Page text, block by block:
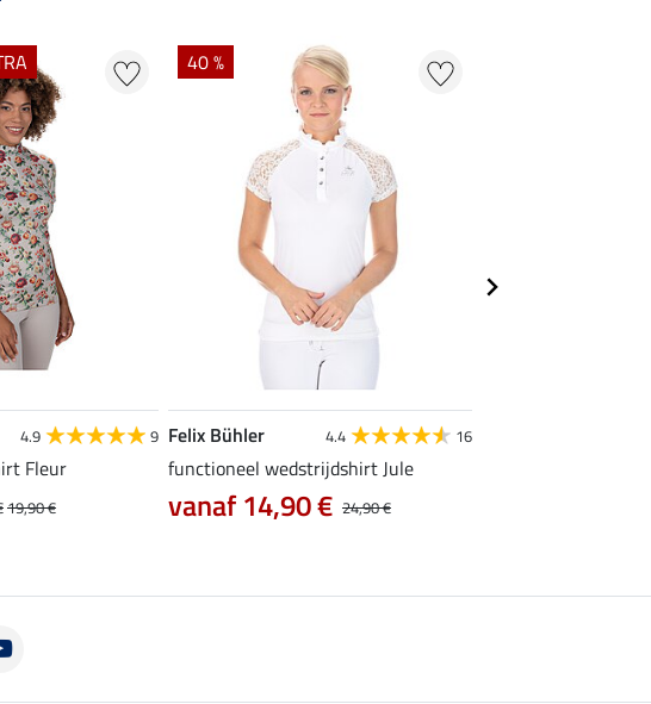
4.9 9
Fleur
19,90 €
40 %
Felix Bühler 4.4 16
functioneel wedstrijdshirt Jule
24,90 €
vanaf 14,90 €